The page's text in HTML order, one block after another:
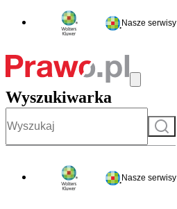
Nasze serwisy
Wyszukiwarka
Szukaj
Nasze serwisy